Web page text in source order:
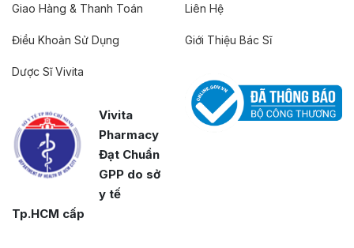
Giao Hàng & Thanh Toán
Điều Khoản Sử Dụng
Dược Sĩ Vivita
Vivita
Pharmacy
Đạt Chuẩn
GPP do sở
y tế
Tp.HCM cấp
Liên Hệ
Giới Thiệu Bác Sĩ